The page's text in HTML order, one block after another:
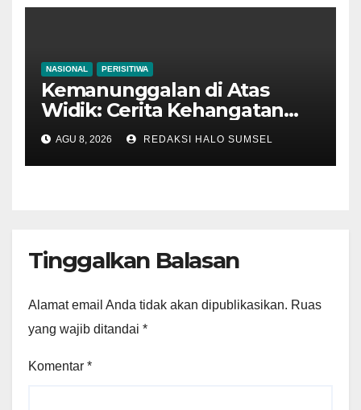
NASIONAL PERISITIWA
Kemanunggalan di Atas
Widik: Cerita Kehangatan
Satgas TMMD 129
Bojonegoro Bantu Olah
Tembakau Petani Kesongo
AGU 8, 2026 REDAKSI HALO SUMSEL
Tinggalkan Balasan
Alamat email Anda tidak akan dipublikasikan. Ruas
yang wajib ditandai *
Komentar *